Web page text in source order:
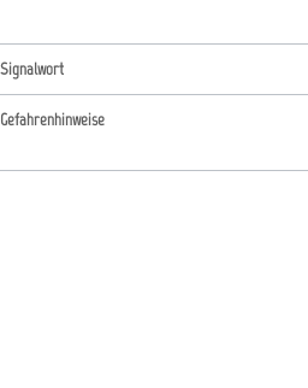
Signalwort
Gefahrenhinweise